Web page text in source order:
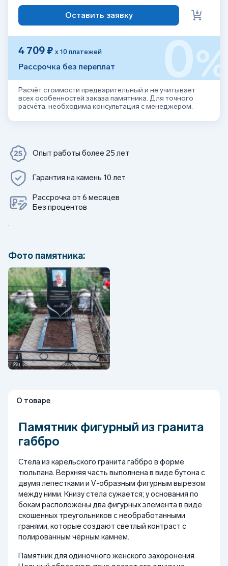
Оставить заявку
4 709 ₽ х 10 платежей
Рассрочка без переплат 0%
Расчёт стоимости предварительный и не учитывает
всех особенностей заказа памятника. Для точного
расчёта, необходима консультация с менеджером.
Опыт работы более 25 лет
Гарантия на камень 10 лет
Рассрочка от 6 месяцев
Без процентов
Фото памятника:
О товаре
Памятник фигурный из гранита
габбро
Стела из карельского гранита габбро в форме
тюльпана. Верхняя часть выполнена в виде бутона с
двумя лепестками и V-образным фигурным вырезом
между ними. Книзу стела сужается; у основания по
бокам расположены два фигурных элемента в виде
скошенных треугольников с необработанными
гранями, которые создают светлый контраст с
полированным чёрным камнем.
Памятник для одиночного женского захоронения.